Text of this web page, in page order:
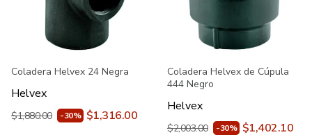
Coladera Helvex 24 Negra
Helvex
$1,880.00 -30% $1,316.00
Coladera Helvex de Cúpula
444 Negro
Helvex
$2,003.00 -30% $1,402.10